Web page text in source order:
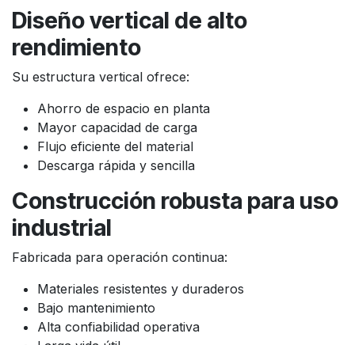
Diseño vertical de alto
rendimiento
Su estructura vertical ofrece:
Ahorro de espacio en planta
Mayor capacidad de carga
Flujo eficiente del material
Descarga rápida y sencilla
Construcción robusta para uso
industrial
Fabricada para operación continua:
Materiales resistentes y duraderos
Bajo mantenimiento
Alta confiabilidad operativa